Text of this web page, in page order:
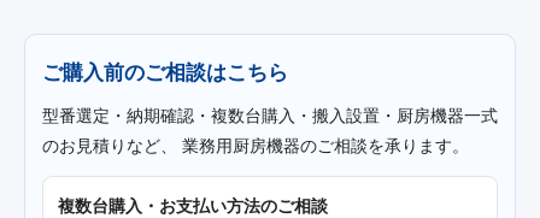
ご購入前のご相談はこちら
型番選定・納期確認・複数台購入・搬入設置・厨房機器一式
のお見積りなど、 業務用厨房機器のご相談を承ります。
複数台購入・お支払い方法のご相談